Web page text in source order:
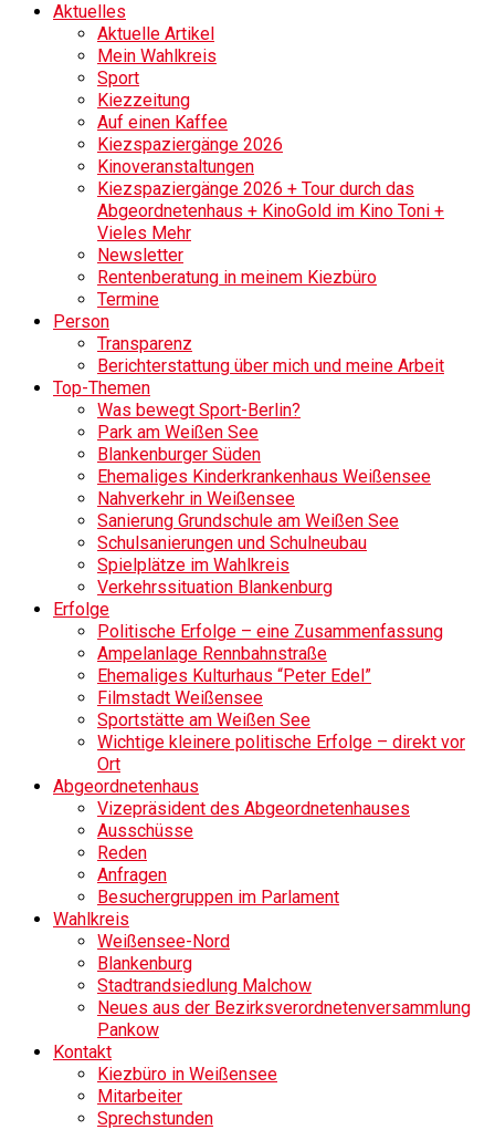
Aktuelles
Aktuelle Artikel
Mein Wahlkreis
Sport
Kiezzeitung
Auf einen Kaffee
Kiezspaziergänge 2026
Kinoveranstaltungen
Kiezspaziergänge 2026 + Tour durch das
Abgeordnetenhaus + KinoGold im Kino Toni +
Vieles Mehr
Newsletter
Rentenberatung in meinem Kiezbüro
Termine
Person
Transparenz
Berichterstattung über mich und meine Arbeit
Top-Themen
Was bewegt Sport-Berlin?
Park am Weißen See
Blankenburger Süden
Ehemaliges Kinderkrankenhaus Weißensee
Nahverkehr in Weißensee
Sanierung Grundschule am Weißen See
Schulsanierungen und Schulneubau
Spielplätze im Wahlkreis
Verkehrssituation Blankenburg
Erfolge
Politische Erfolge – eine Zusammenfassung
Ampelanlage Rennbahnstraße
Ehemaliges Kulturhaus “Peter Edel”
Filmstadt Weißensee
Sportstätte am Weißen See
Wichtige kleinere politische Erfolge – direkt vor
Ort
Abgeordnetenhaus
Vizepräsident des Abgeordnetenhauses
Ausschüsse
Reden
Anfragen
Besuchergruppen im Parlament
Wahlkreis
Weißensee-Nord
Blankenburg
Stadtrandsiedlung Malchow
Neues aus der Bezirksverordnetenversammlung
Pankow
Kontakt
Kiezbüro in Weißensee
Mitarbeiter
Sprechstunden